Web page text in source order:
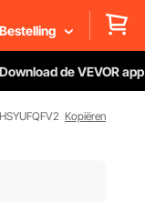
Download de VEVOR app
Kopiëren